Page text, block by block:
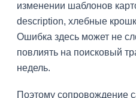
изменении шаблонов
description, хлебные
Ошибка здесь может не
повлиять на поисковый
недель.
Поэтому сопровождение